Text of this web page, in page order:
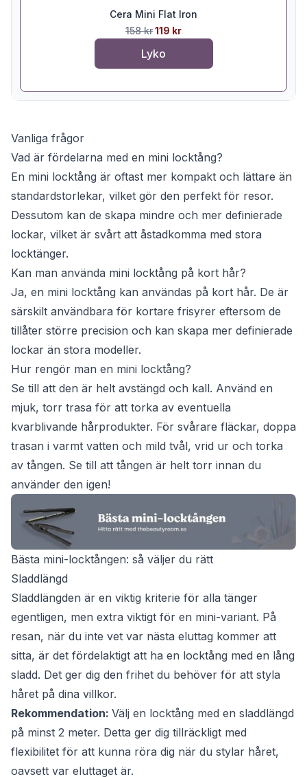
Cera Mini Flat Iron
158 kr119 kr
Lyko
Vanliga frågor
Vad är fördelarna med en mini locktång?
En mini locktång är oftast mer kompakt och lättare än
standardstorlekar, vilket gör den perfekt för resor.
Dessutom kan de skapa mindre och mer definierade
lockar, vilket är svårt att åstadkomma med stora
locktänger.
Kan man använda mini locktång på kort hår?
Ja, en mini locktång kan användas på kort hår. De är
särskilt användbara för kortare frisyrer eftersom de
tillåter större precision och kan skapa mer definierade
lockar än stora modeller.
Hur rengör man en mini locktång?
Se till att den är helt avstängd och kall. Använd en
mjuk, torr trasa för att torka av eventuella
kvarblivande hårprodukter. För svårare fläckar, doppa
trasan i varmt vatten och mild tvål, vrid ur och torka
av tången. Se till att tången är helt torr innan du
använder den igen!
Bästa mini-locktången: så väljer du rätt
Sladdlängd
Sladdlängden är en viktig kriterie för alla tänger
egentligen, men extra viktigt för en mini-variant. På
resan, när du inte vet var nästa eluttag kommer att
sitta, är det fördelaktigt att ha en locktång med en lång
sladd. Det ger dig den frihet du behöver för att styla
håret på dina villkor.
Rekommendation: Välj en locktång med en sladdlängd
på minst 2 meter. Detta ger dig tillräckligt med
flexibilitet för att kunna röra dig när du stylar håret,
oavsett var eluttaget är.